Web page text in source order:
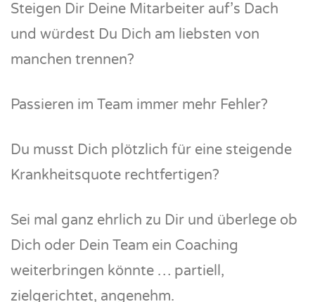
Steigen Dir Deine Mitarbeiter auf’s Dach
und würdest Du Dich am liebsten von
manchen trennen?
Passieren im Team immer mehr Fehler?
Du musst Dich plötzlich für eine steigende
Krankheitsquote rechtfertigen?
Sei mal ganz ehrlich zu Dir und überlege ob
Dich oder Dein Team ein Coaching
weiterbringen könnte … partiell,
zielgerichtet, angenehm.